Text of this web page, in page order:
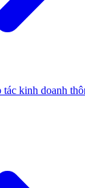
tác kinh doanh